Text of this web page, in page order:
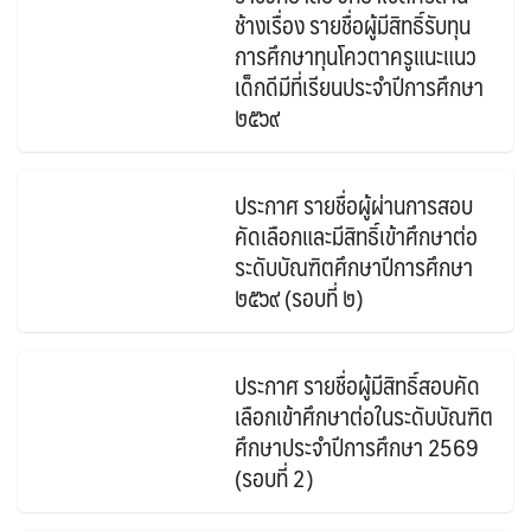
ช้างเรื่อง รายชื่อผู้มีสิทธิ์รับทุน
การศึกษาทุนโควตาครูแนะแนว
เด็กดีมีที่เรียนประจำปีการศึกษา
๒๕๖๙
ประกาศ รายชื่อผู้ผ่านการสอบ
คัดเลือกและมีสิทธิ์เข้าศึกษาต่อ
ระดับบัณฑิตศึกษาปีการศึกษา
๒๕๖๙ (รอบที่ ๒)
ประกาศ รายชื่อผู้มีสิทธิ์สอบคัด
เลือกเข้าศึกษาต่อในระดับบัณฑิต
ศึกษาประจำปีการศึกษา 2569
(รอบที่ 2)